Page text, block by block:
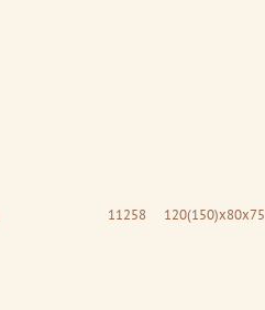
11258 120(150)х80х75